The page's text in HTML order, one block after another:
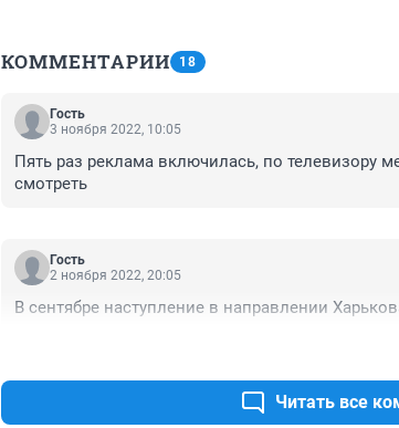
КОММЕНТАРИИ 18
Гость
3 ноября 2022, 10:05
Пять раз реклама включилась, по
смотреть
Гость
2 ноября 2022, 20:05
В сентябре наступление в направлении
Читать все